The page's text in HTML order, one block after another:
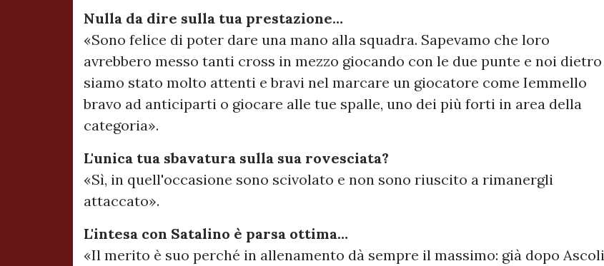
Nulla da dire sulla tua prestazione…
«Sono felice di poter dare una mano alla squadra. Sapevamo che loro
avrebbero messo tanti cross in mezzo giocando con le due punte e noi dietro
siamo stato molto attenti e bravi nel marcare un giocatore come Iemmello
bravo ad anticiparti o giocare alle tue spalle, uno dei più forti in area della
categoria».
L'unica tua sbavatura sulla sua rovesciata?
«Sì, in quell'occasione sono scivolato e non sono riuscito a rimanergli
attaccato».
L'intesa con Satalino è parsa ottima…
«Il merito è suo perché in allenamento dà sempre il massimo: già dopo Ascoli